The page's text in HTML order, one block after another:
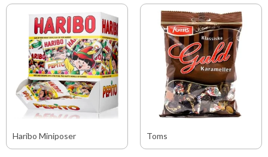
Haribo Miniposer Toms